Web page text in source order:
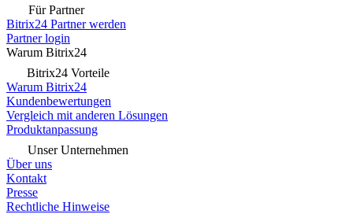
Für Partner
Bitrix24 Partner werden
Partner login
Warum Bitrix24
Bitrix24 Vorteile
Warum Bitrix24
Kundenbewertungen
Vergleich mit anderen Lösungen
Produktanpassung
Unser Unternehmen
Über uns
Kontakt
Presse
Rechtliche Hinweise